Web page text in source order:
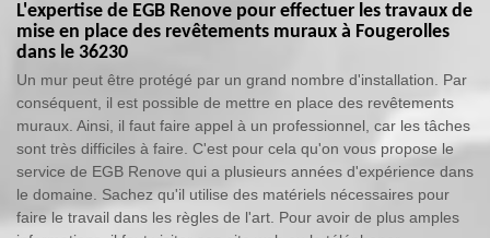
L'expertise de EGB Renove pour effectuer les travaux de
mise en place des revêtements muraux à Fougerolles
dans le 36230
Un mur peut être protégé par un grand nombre d'installation. Par
conséquent, il est possible de mettre en place des revêtements
muraux. Ainsi, il faut faire appel à un professionnel, car les tâches
sont très difficiles à faire. C'est pour cela qu'on vous propose le
service de EGB Renove qui a plusieurs années d'expérience dans
le domaine. Sachez qu'il utilise des matériels nécessaires pour
faire le travail dans les règles de l'art. Pour avoir de plus amples